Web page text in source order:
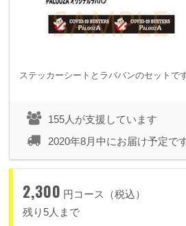
ステッカーシートとラババンのセットです
155人が支援しています
2020年8月中にお届け予定で
2,300 円コース（税込）
残り5人まで